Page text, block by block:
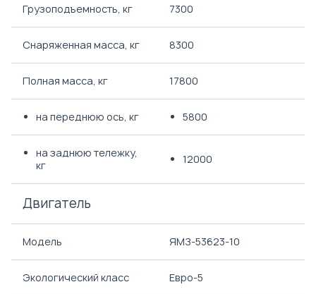
Грузоподъемность, кг 7300
Снаряженная масса, кг 8300
Полная масса, кг 17800
на переднюю ось, кг 5800
на заднюю тележку,
кг
12000
Двигатель
Модель ЯМЗ-53623-10
Экологический класс Евро-5